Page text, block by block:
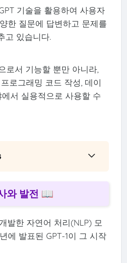
기술을 활용하여 사용자
한 질문에 답변하고 문제를
고 있습니다.
로서 기능할 뿐만 아니라,
로그래밍 코드 작성, 데이
서 실용적으로 사용할 수
와 발전 📖
발한 자연어 처리(NLP) 모
에 발표된 GPT-1이 그 시작